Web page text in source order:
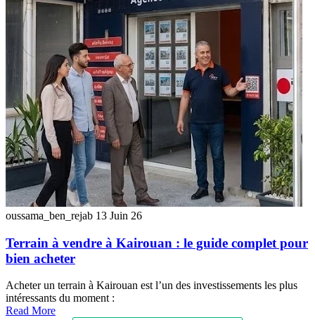
oussama_ben_rejab 13 Juin 26
Terrain à vendre à Kairouan : le guide complet pour
bien acheter
Acheter un terrain à Kairouan est l’un des investissements les plus
intéressants du moment :
Read More